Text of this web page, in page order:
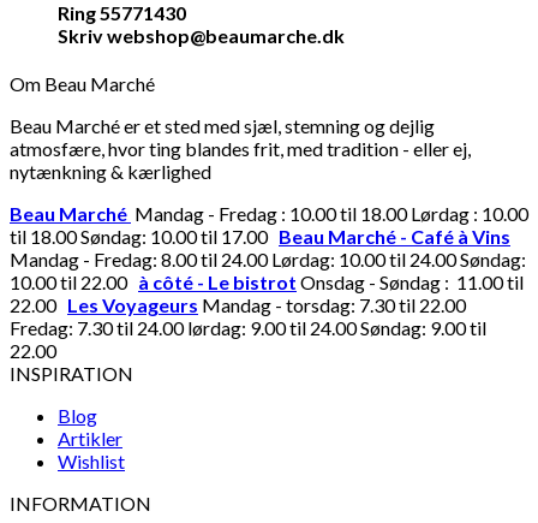
Ring 55771430
Skriv webshop@beaumarche.dk
Om Beau Marché
Beau Marché er et sted med sjæl, stemning og dejlig
atmosfære, hvor ting blandes frit, med tradition - eller ej,
nytænkning & kærlighed
Beau Marché Mandag - Fredag : 10.00 til 18.00 Lørdag : 10.00
til 18.00 Søndag: 10.00 til 17.00 Beau Marché - Café à Vins
Mandag - Fredag: 8.00 til 24.00 Lørdag: 10.00 til 24.00 Søndag:
10.00 til 22.00 à côté - Le bistrot Onsdag - Søndag : 11.00 til
22.00 Les Voyageurs Mandag - torsdag: 7.30 til 22.00
Fredag: 7.30 til 24.00 lørdag: 9.00 til 24.00 Søndag: 9.00 til
22.00
INSPIRATION
Blog
Artikler
Wishlist
INFORMATION